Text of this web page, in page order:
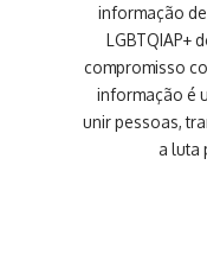
informação
LGBTQIAP+
compromisso
informação é
unir pessoas,
a luta